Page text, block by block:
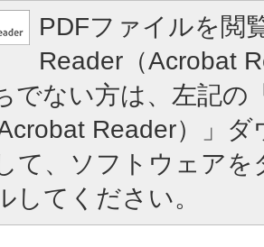
PDFファイルを閲
Reader（Acrobat
でない方は、左記の
Reader）」
て、ソフトウェア
してください。